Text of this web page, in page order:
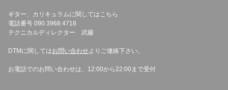
ギター、カリキュラムに関してはこちら
電話番号 090 3968 4718
テクニカルディレクター 武藤
DTMに関してはお問い合わせ よりご連絡下さい。
お電話でのお問い合わせは、12:00から22:00まで受付